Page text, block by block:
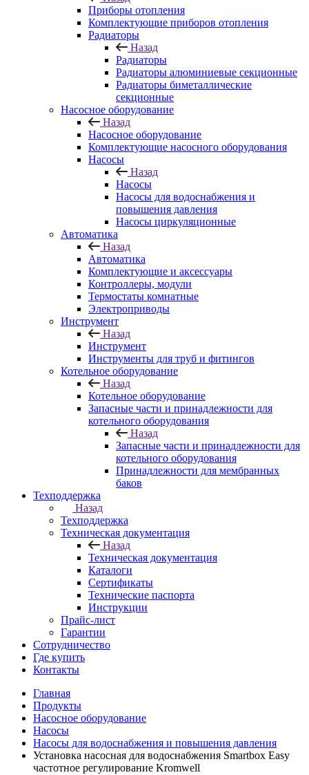
Приборы отопления
Комплектующие приборов отопления
Радиаторы
Назад
Радиаторы
Радиаторы алюминиевые секционные
Радиаторы биметаллические
секционные
Насосное оборудование
Назад
Насосное оборудование
Комплектующие насосного оборудования
Насосы
Назад
Насосы
Насосы для водоснабжения и
повышения давления
Насосы циркуляционные
Автоматика
Назад
Автоматика
Комплектующие и аксессуары
Контроллеры, модули
Термостаты комнатные
Электроприводы
Инструмент
Назад
Инструмент
Инструменты для труб и фитингов
Котельное оборудование
Назад
Котельное оборудование
Запасные части и принадлежности для
котельного оборудования
Назад
Запасные части и принадлежности для
котельного оборудования
Принадлежности для мембранных
баков
Техподдержка
Назад
Техподдержка
Техническая документация
Назад
Техническая документация
Каталоги
Сертификаты
Технические паспорта
Инструкции
Прайс-лист
Гарантии
Сотрудничество
Где купить
Контакты
Главная
Продукты
Насосное оборудование
Насосы
Насосы для водоснабжения и повышения давления
Установка насосная для водоснабжения Smartbox Easy
частотное регулирование Kromwell